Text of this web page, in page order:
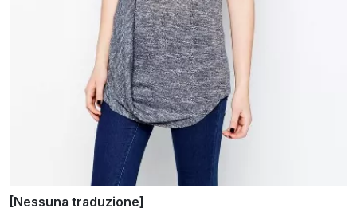
[Nessuna traduzione]